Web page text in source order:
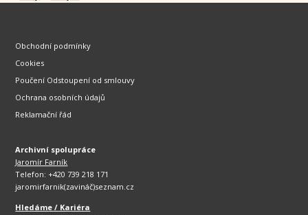
Obchodní podmínky
Cookies
Poučení Odstoupení od smlouvy
Ochrana osobních údajů
Reklamační řád
Archivní spolupráce
Jaromír Farník
Telefon: +420 739 218 171
jaromirfarnik(zavináč)seznam.cz
Hledáme / Kariéra